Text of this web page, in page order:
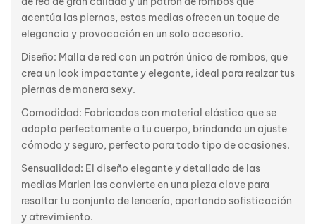
acentúa las piernas, estas medias ofrecen un toque de
elegancia y provocación en un solo accesorio.
Diseño: Malla de red con un patrón único de rombos, que
crea un look impactante y elegante, ideal para realzar tus
piernas de manera sexy.
Comodidad: Fabricadas con material elástico que se
adapta perfectamente a tu cuerpo, brindando un ajuste
cómodo y seguro, perfecto para todo tipo de ocasiones.
Sensualidad: El diseño elegante y detallado de las
medias Marlen las convierte en una pieza clave para
resaltar tu conjunto de lencería, aportando sofisticación
y atrevimiento.